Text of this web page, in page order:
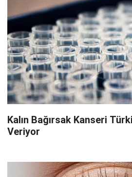
Kalın Bağırsak Kanseri
Veriyor